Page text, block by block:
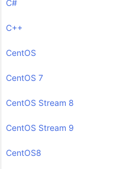
C#
C++
CentOS
CentOS 7
CentOS Stream 8
CentOS Stream 9
CentOS8